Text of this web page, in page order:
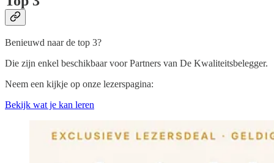
Benieuwd naar de top 3?
Die zijn enkel beschikbaar voor Partners van De Kwaliteitsbelegger.
Neem een kijkje op onze lezerspagina:
Bekijk wat je kan leren